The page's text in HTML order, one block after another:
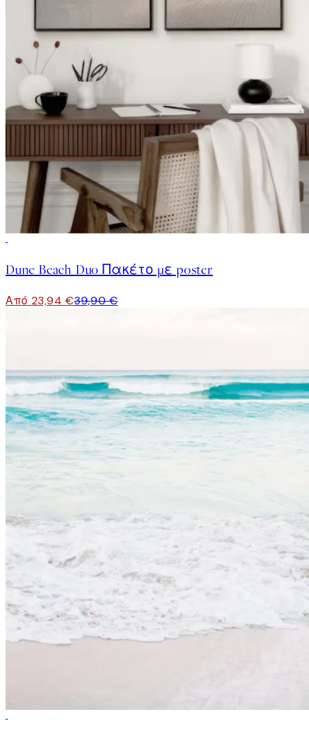
Dune Beach Duo Πακέτο με poster
Από 23,94 €39,90 €